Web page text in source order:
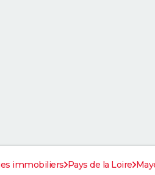
immobiliers Pays de la Loire